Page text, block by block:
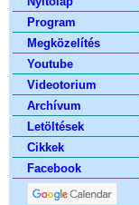
Program
Megközelítés
Youtube
Videotorium
Archívum
Letöltések
Cikkek
Facebook